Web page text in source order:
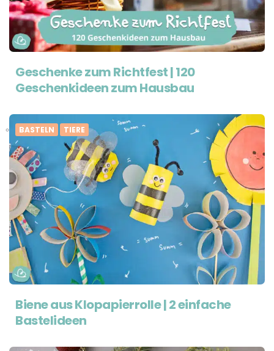
Geschenke zum Richtfest | 120
Geschenkideen zum Hausbau
BASTELN TIERE
Biene aus Klopapierrolle | 2 einfache
Bastelideen